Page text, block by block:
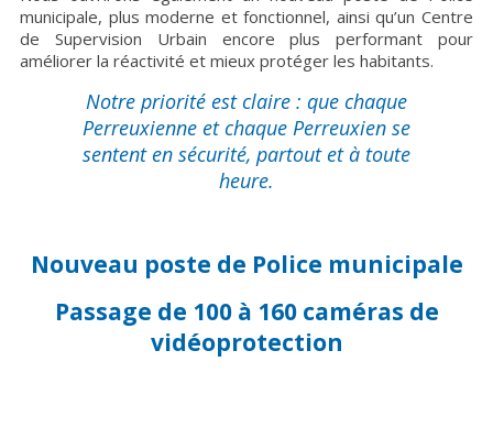
municipale, plus moderne et fonctionnel, ainsi qu’un Centre
de Supervision Urbain encore plus performant pour
améliorer la réactivité et mieux protéger les habitants.
Notre priorité est claire : que chaque
Perreuxienne et chaque Perreuxien se
sentent en sécurité, partout et à toute
heure.
Nouveau poste de Police municipale
Passage de 100 à 160 caméras de
vidéoprotection